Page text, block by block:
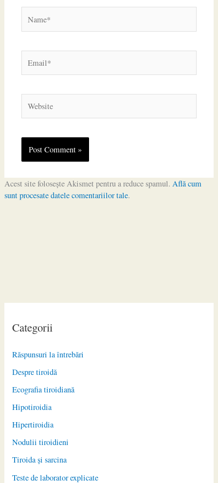
Categorii
Răspunsuri la întrebări
Despre tiroidă
Ecografia tiroidiană
Hipotiroidia
Hipertiroidia
Nodulii tiroidieni
Tiroida și sarcina
Teste de laborator explicate
Acest site folosește Akismet pentru a reduce spamul. Află cum
sunt procesate datele comentariilor tale.